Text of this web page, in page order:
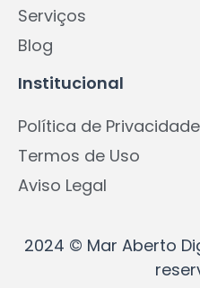
Serviços
Blog
Institucional
Política de Privacidade
Termos de Uso
Aviso Legal
2024 © Mar Aberto